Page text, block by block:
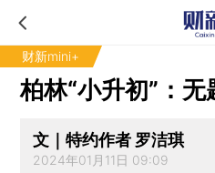
财新mini+
柏林“小升初”：
文｜特约作者 罗洁琪
2024年01月11日 09:09